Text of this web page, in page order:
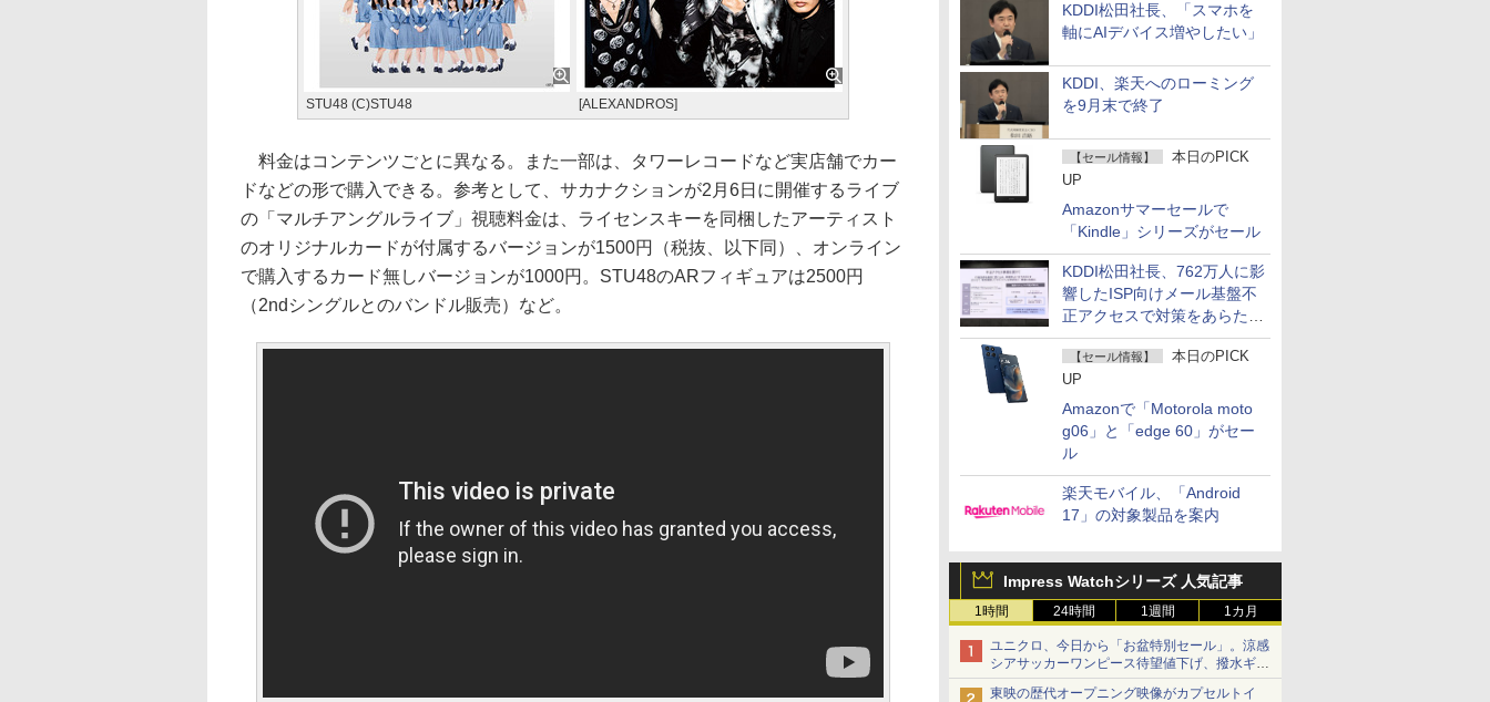
KDDI松田社長、「スマホを
軸にAIデバイス増やしたい」
KDDI、楽天へのローミング
を9月末で終了
【セール情報】
本日のPICK
UP
Amazonサマーセールで
「Kindle」シリーズがセール
KDDI松田社長、762万人に影
響したISP向けメール基盤不
正アクセスで対策をあらため
て説明
【セール情報】
本日のPICK
UP
Amazonで「Motorola moto
g06」と「edge 60」がセー
ル
楽天モバイル、「Android
17」の対象製品を案内
Impress Watchシリーズ 人気記事
1時間 24時間 1週間 1カ月
ユニクロ、今日から「お盆特別セール」。涼感
シアサッカーワンピース待望値下げ、撥水ギア
ショーツは1990円に
東映の歴代オープニング映像がカプセルトイ
STU48 (C)STU48 [ALEXANDROS]
料金はコンテンツごとに異なる。また一部は、タワーレコードなど実店舗でカー
ドなどの形で購入できる。参考として、サカナクションが2月6日に開催するライブ
の「マルチアングルライブ」視聴料金は、ライセンスキーを同梱したアーティスト
のオリジナルカードが付属するバージョンが1500円（税抜、以下同）、オンライン
で購入するカード無しバージョンが1000円。STU48のARフィギュアは2500円
（2ndシングルとのバンドル販売）など。